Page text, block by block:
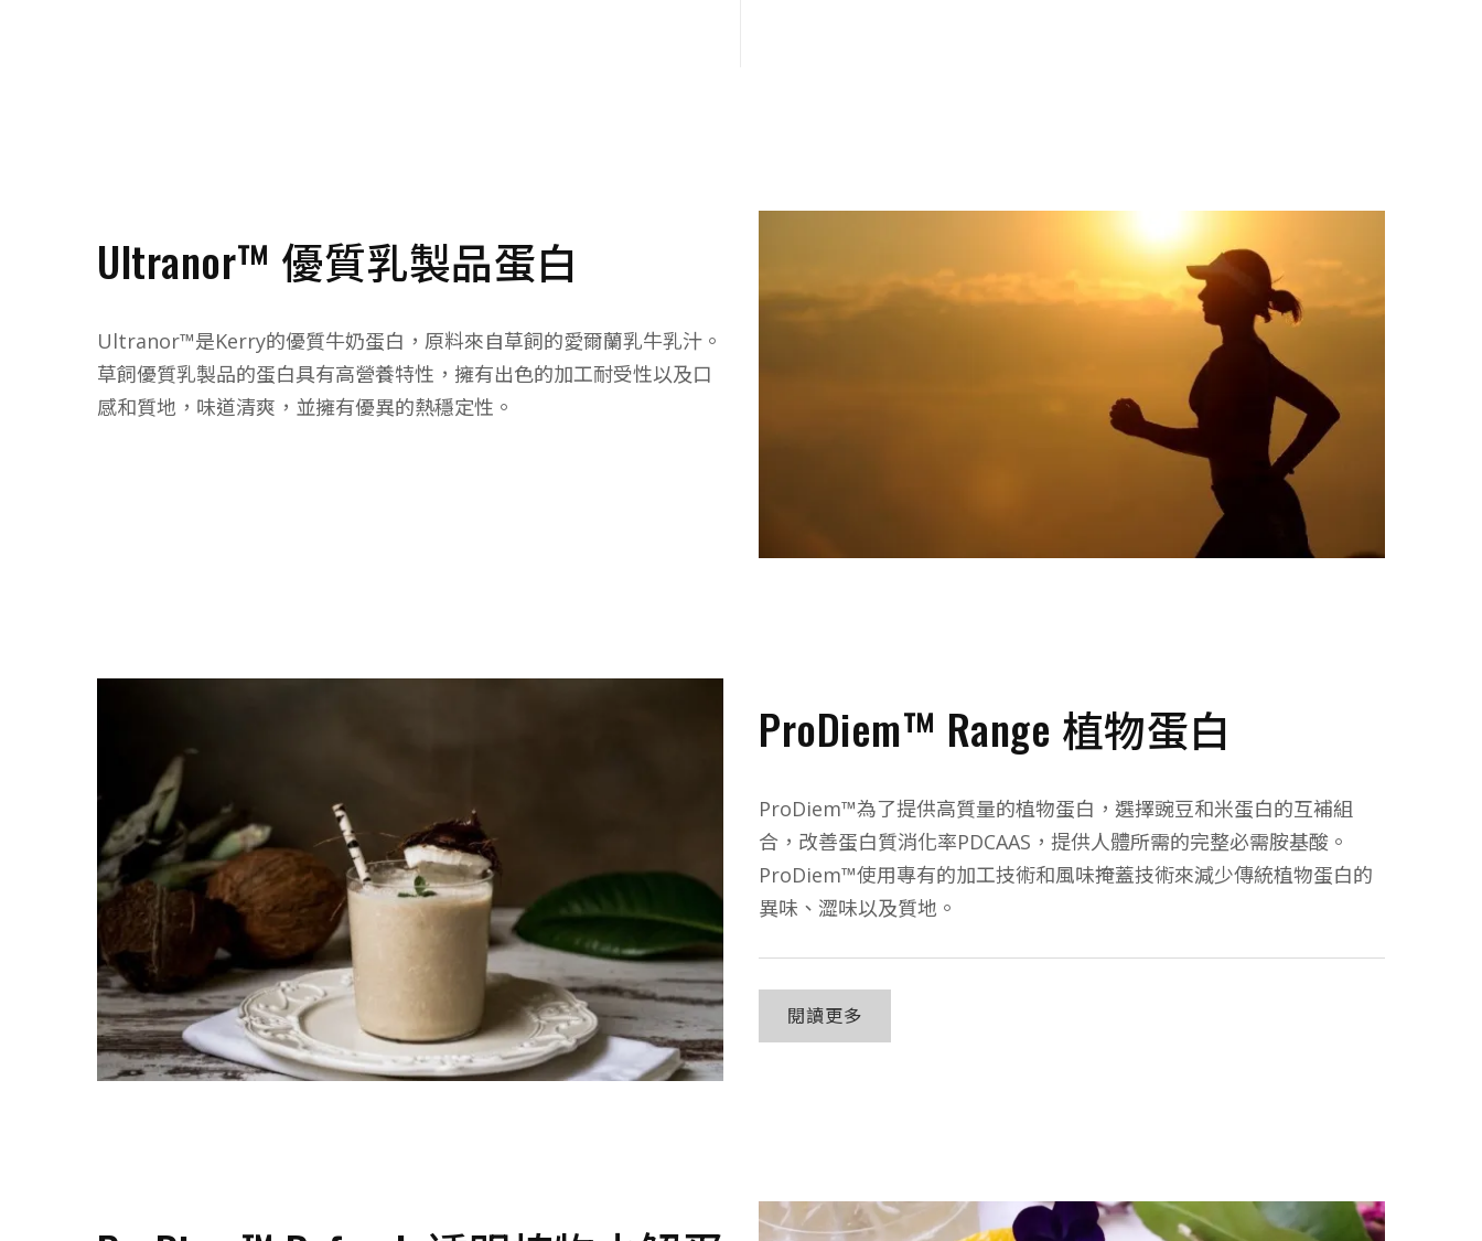
Ultranor™ 優質乳製品蛋白
Ultranor™是Kerry的優質牛奶蛋白，原料來自草飼的愛爾蘭乳牛乳汁。
草飼優質乳製品的蛋白具有高營養特性，擁有出色的加工耐受性以及口
感和質地，味道清爽，並擁有優異的熱穩定性。
ProDiem™ Range 植物蛋白
ProDiem™為了提供高質量的植物蛋白，選擇豌豆和米蛋白的互補組
合，改善蛋白質消化率PDCAAS，提供人體所需的完整必需胺基酸。
ProDiem™使用專有的加工技術和風味掩蓋技術來減少傳統植物蛋白的
異味、澀味以及質地。
閱讀更多